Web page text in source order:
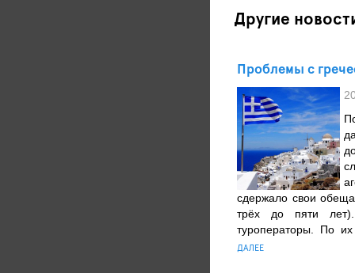
Другие
Проблемы с
сдержало свои
трёх до пяти
туроператоры. По
ДАЛЕЕ